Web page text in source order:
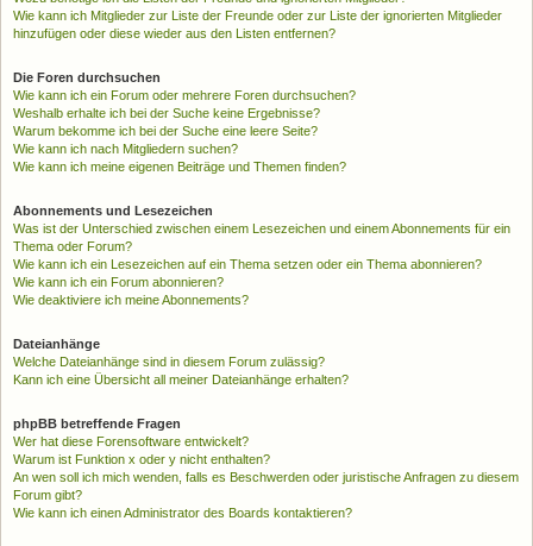
Wie kann ich Mitglieder zur Liste der Freunde oder zur Liste der ignorierten Mitglieder
hinzufügen oder diese wieder aus den Listen entfernen?
Die Foren durchsuchen
Wie kann ich ein Forum oder mehrere Foren durchsuchen?
Weshalb erhalte ich bei der Suche keine Ergebnisse?
Warum bekomme ich bei der Suche eine leere Seite?
Wie kann ich nach Mitgliedern suchen?
Wie kann ich meine eigenen Beiträge und Themen finden?
Abonnements und Lesezeichen
Was ist der Unterschied zwischen einem Lesezeichen und einem Abonnements für ein
Thema oder Forum?
Wie kann ich ein Lesezeichen auf ein Thema setzen oder ein Thema abonnieren?
Wie kann ich ein Forum abonnieren?
Wie deaktiviere ich meine Abonnements?
Dateianhänge
Welche Dateianhänge sind in diesem Forum zulässig?
Kann ich eine Übersicht all meiner Dateianhänge erhalten?
phpBB betreffende Fragen
Wer hat diese Forensoftware entwickelt?
Warum ist Funktion x oder y nicht enthalten?
An wen soll ich mich wenden, falls es Beschwerden oder juristische Anfragen zu diesem
Forum gibt?
Wie kann ich einen Administrator des Boards kontaktieren?